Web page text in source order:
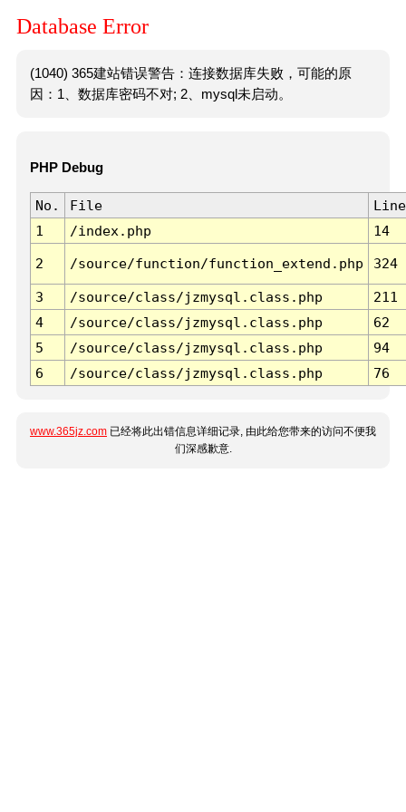
Database Error
(1040) 365建站错误警告：连接数据库失败，可能的原
因：1、数据库密码不对; 2、mysql未启动。
PHP Debug
No. File
Line
1
/index.php 14
2 /source/function/function_extend.php 324
3 /source/class/jzmysql.class.php
211
4
/source/class/jzmysql.class.php
62
5
/source/class/jzmysql.class.php
94
6
/source/class/jzmysql.class.php 76
www.365jz.com 已经将此出错信息详细记录, 由此给您带来的访问不便我
们深感歉意.